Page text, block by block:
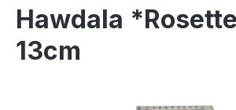
Hawdala
13cm
Bildergalerie überspringen